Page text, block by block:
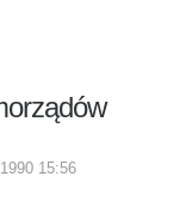
15:56